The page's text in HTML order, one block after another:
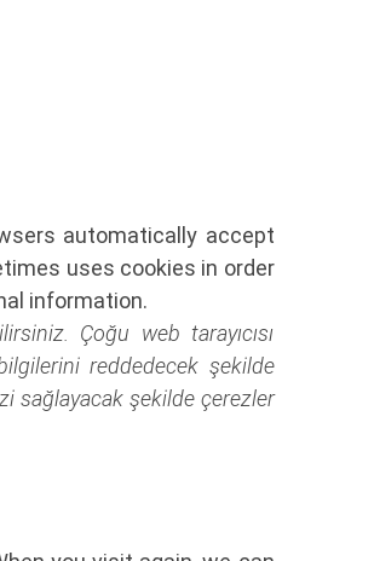
automatically accept
uses cookies in order
information.
Çoğu web tarayıcısı
reddedecek şekilde
sağlayacak şekilde çerezler